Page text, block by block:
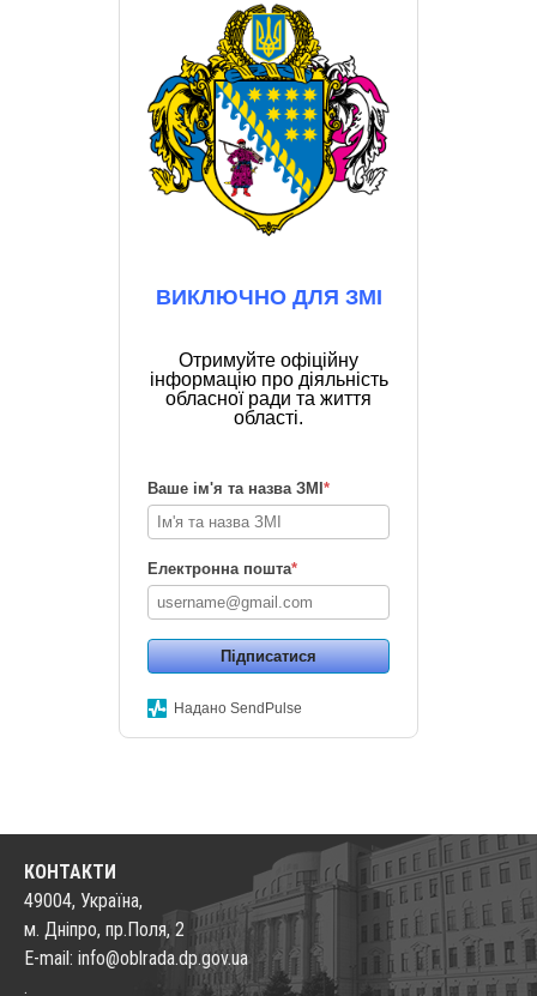
ВИКЛЮЧНО ДЛЯ ЗМІ
Отримуйте офіційну
інформацію про діяльність
обласної ради та життя
області.
Ваше ім'я та назва ЗМІ *
Електронна пошта*
Підписатися
Надано SendPulse
КОНТАКТИ
49004, Україна,
м. Дніпро, пр.Поля, 2
E-mail: info@oblrada.dp.gov.ua
.